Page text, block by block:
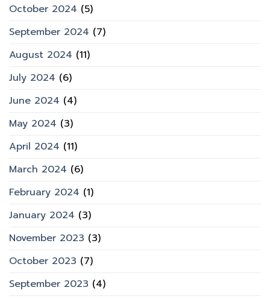
October 2024 (5)
September 2024 (7)
August 2024 (11)
July 2024 (6)
June 2024 (4)
May 2024 (3)
April 2024 (11)
March 2024 (6)
February 2024 (1)
January 2024 (3)
November 2023 (3)
October 2023 (7)
September 2023 (4)